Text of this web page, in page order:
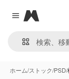
Close menu
Magnific
ホーム/ストック/PSD/